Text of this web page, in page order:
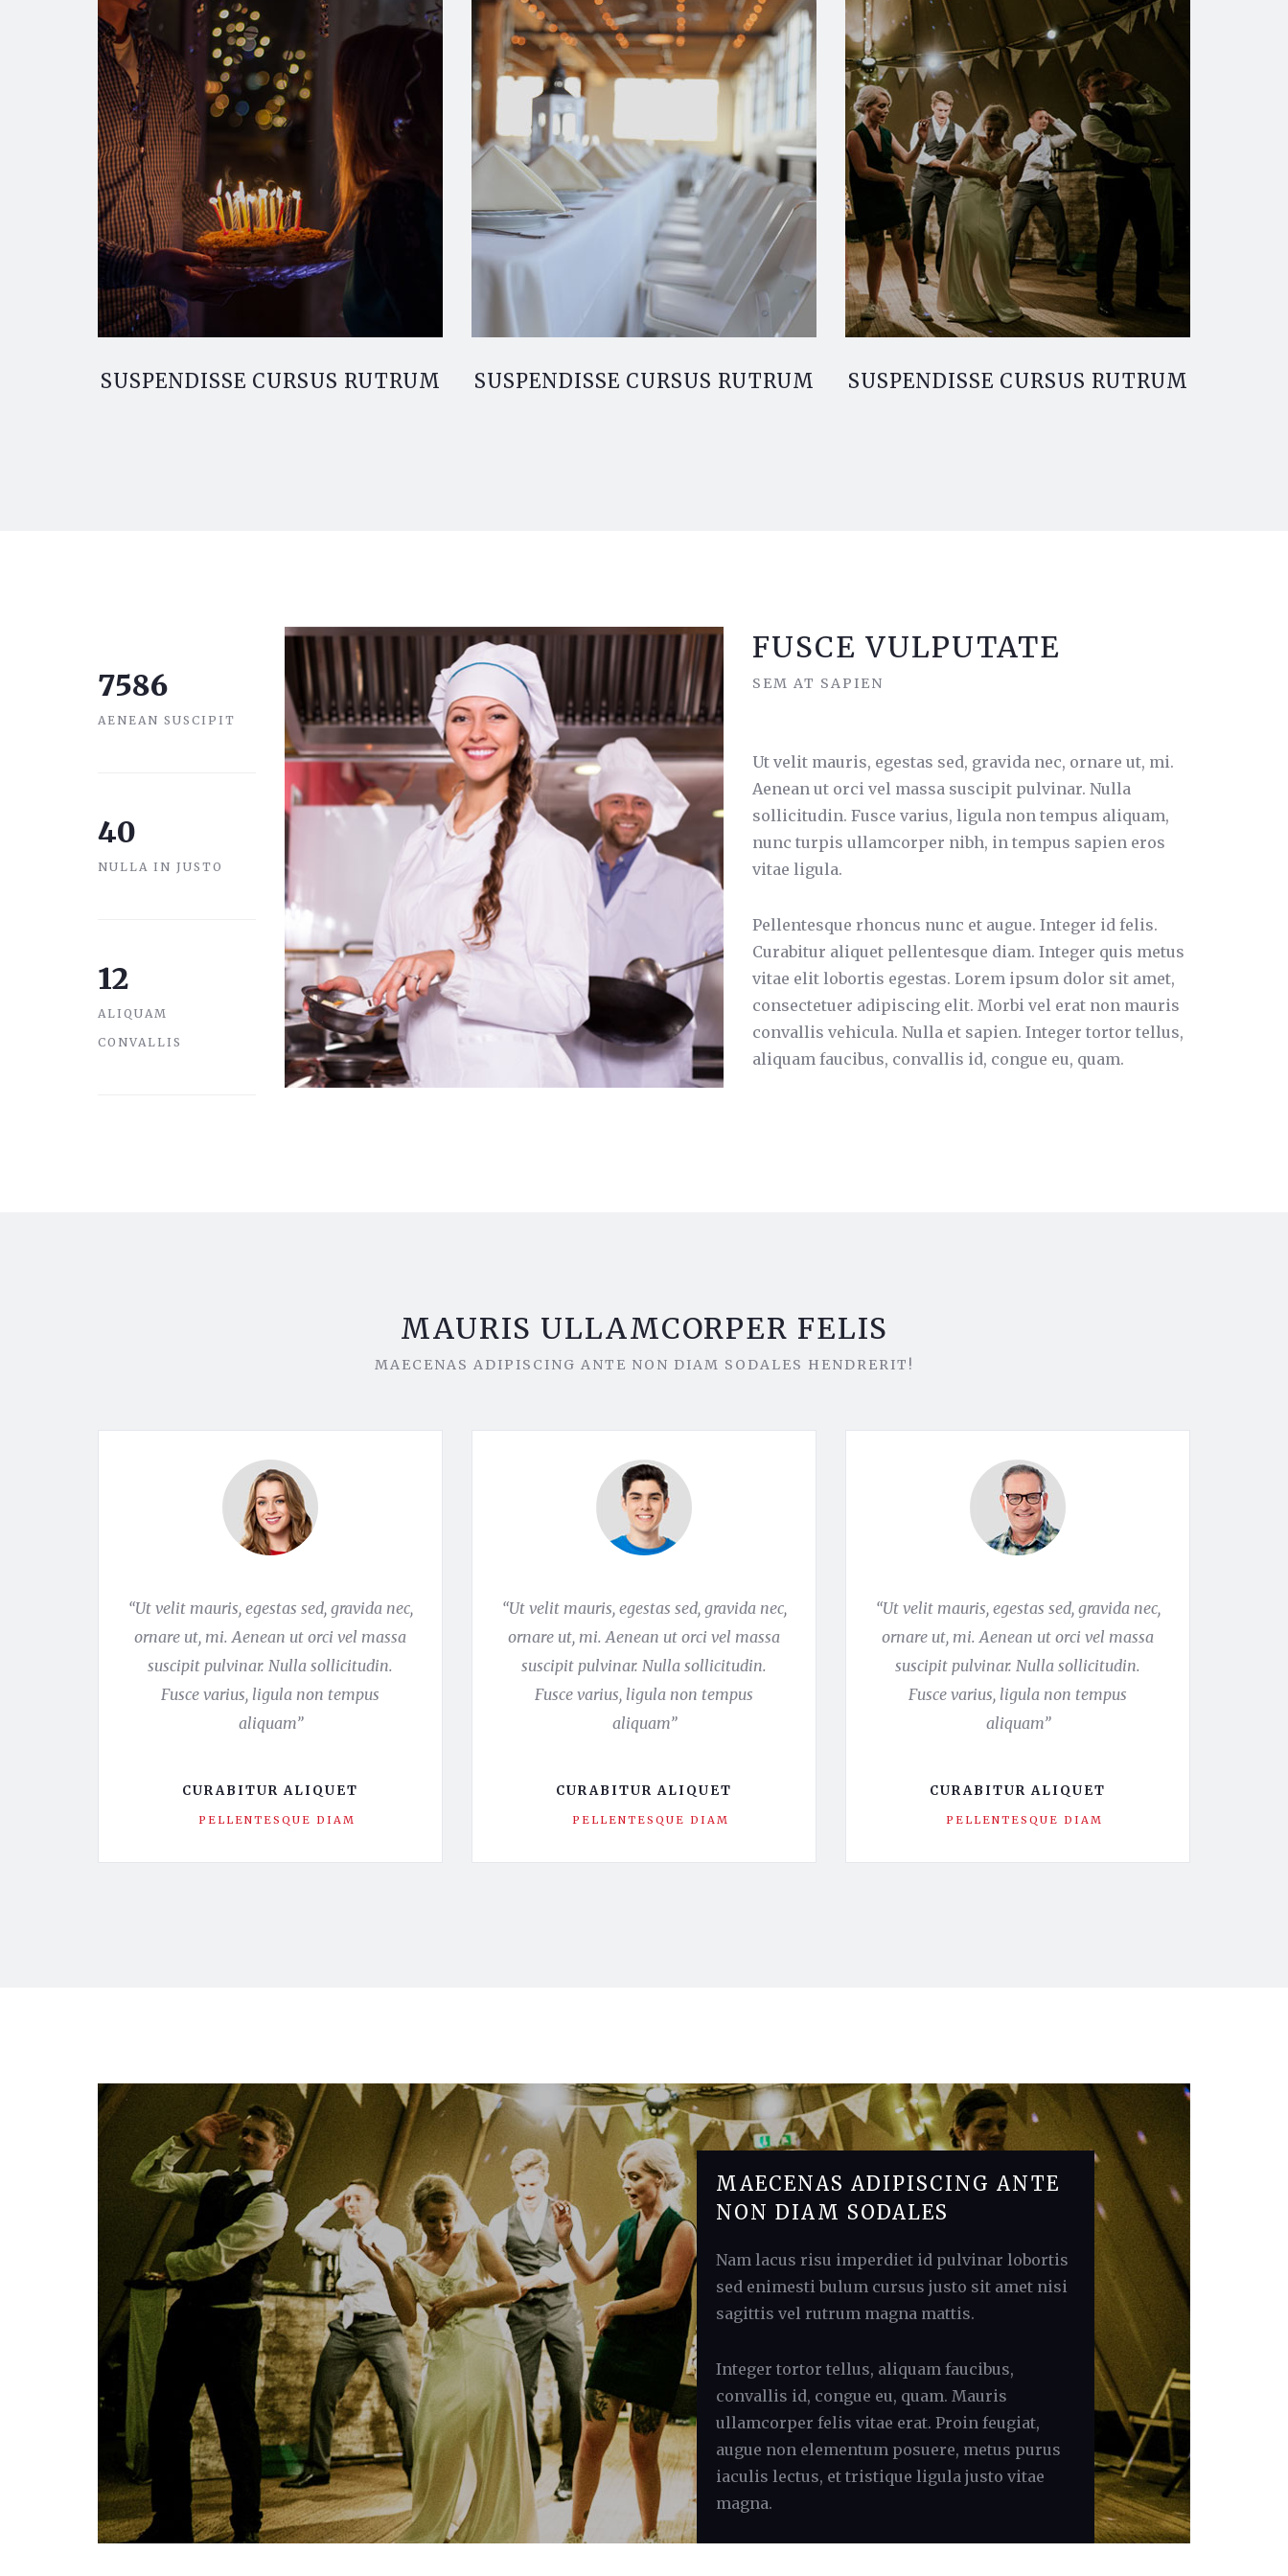
SUSPENDISSE CURSUS RUTRUM SUSPENDISSE CURSUS RUTRUM SUSPENDISSE CURSUS RUTRUM
7586
AENEAN SUSCIPIT
40
NULLA IN JUSTO
12
ALIQUAM
CONVALLIS
FUSCE VULPUTATE
SEM AT SAPIEN
Ut velit mauris, egestas sed, gravida nec, ornare ut, mi.
Aenean ut orci vel massa suscipit pulvinar. Nulla
sollicitudin. Fusce varius, ligula non tempus aliquam,
nunc turpis ullamcorper nibh, in tempus sapien eros
vitae ligula.
Pellentesque rhoncus nunc et augue. Integer id felis.
Curabitur aliquet pellentesque diam. Integer quis metus
vitae elit lobortis egestas. Lorem ipsum dolor sit amet,
consectetuer adipiscing elit. Morbi vel erat non mauris
convallis vehicula. Nulla et sapien. Integer tortor tellus,
aliquam faucibus, convallis id, congue eu, quam.
MAURIS ULLAMCORPER FELIS
MAECENAS ADIPISCING ANTE NON DIAM SODALES HENDRERIT!
“Ut velit mauris, egestas sed, gravida nec,
ornare ut, mi. Aenean ut orci vel massa
suscipit pulvinar. Nulla sollicitudin.
Fusce varius, ligula non tempus
aliquam”
CURABITUR ALIQUET
PELLENTESQUE DIAM
“Ut velit mauris, egestas sed, gravida nec,
ornare ut, mi. Aenean ut orci vel massa
suscipit pulvinar. Nulla sollicitudin.
Fusce varius, ligula non tempus
aliquam”
CURABITUR ALIQUET
PELLENTESQUE DIAM
“Ut velit mauris, egestas sed, gravida nec,
ornare ut, mi. Aenean ut orci vel massa
suscipit pulvinar. Nulla sollicitudin.
Fusce varius, ligula non tempus
aliquam”
CURABITUR ALIQUET
PELLENTESQUE DIAM
MAECENAS ADIPISCING ANTE
NON DIAM SODALES
Nam lacus risu imperdiet id pulvinar lobortis
sed enimesti bulum cursus justo sit amet nisi
sagittis vel rutrum magna mattis.
Integer tortor tellus, aliquam faucibus,
convallis id, congue eu, quam. Mauris
ullamcorper felis vitae erat. Proin feugiat,
augue non elementum posuere, metus purus
iaculis lectus, et tristique ligula justo vitae
magna.